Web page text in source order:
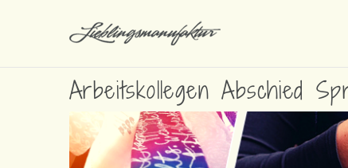
Arbeitskollegen Abschied